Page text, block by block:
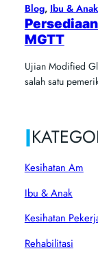
Blog, Ibu & Anak
MGTT
Ujian Modified
salah satu
|
Kesihatan Am
Ibu & Anak
Kesihatan
Rehabilitasi